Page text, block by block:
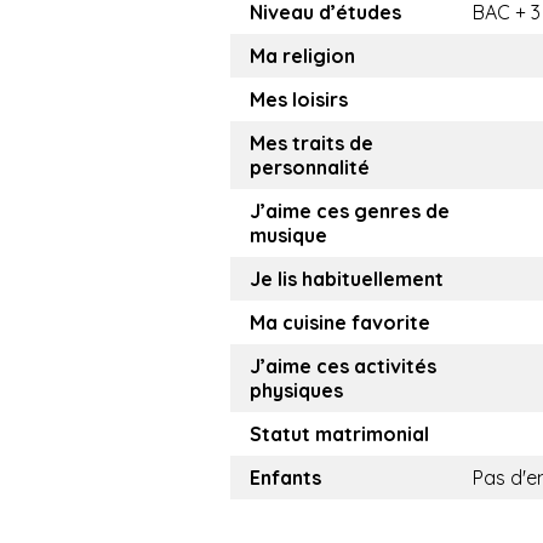
Niveau d’études
BAC + 3
Ma religion
Mes loisirs
Mes traits de
personnalité
J’aime ces genres de
musique
Je lis habituellement
Ma cuisine favorite
J’aime ces activités
physiques
Statut matrimonial
Enfants
Pas